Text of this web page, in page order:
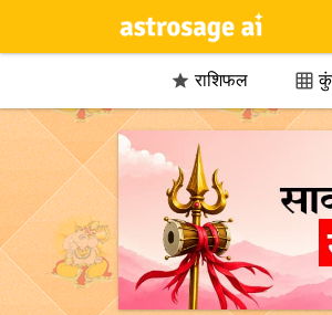
 राशिफल 